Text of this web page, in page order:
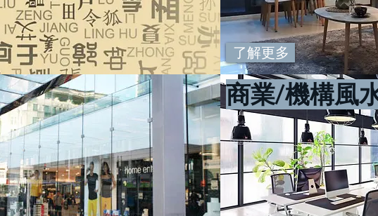
了解更多
商業/機構風